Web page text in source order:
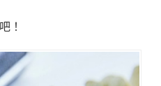
！